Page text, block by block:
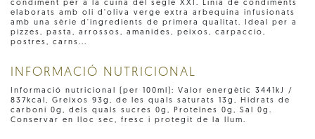
condiment per a la cuina del segle XXI. Línia de condiments
elaborats amb oli d'oliva verge extra arbequina infusionats
amb una sèrie d'ingredients de primera qualitat. Ideal per a
pizzes, pasta, arrossos, amanides, peixos, carpaccio,
postres, carns...
INFORMACIÓ NUTRICIONAL
Informació nutricional (per 100ml): Valor energètic 3441kJ /
837kcal, Greixos 93g, de les quals saturats 13g, Hidrats de
carboni 0g, dels quals sucres 0g, Proteïnes 0g, Sal 0g.
Conservar en lloc sec, fresc i protegit de la llum.